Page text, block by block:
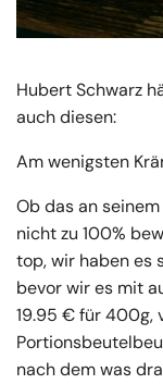
Hubert Schwarz
auch diesen:
Am wenigsten
Ob das an
nicht zu 100%
top, wir haben es
bevor wir es mit
19.95 € für 400g,
nach dem was